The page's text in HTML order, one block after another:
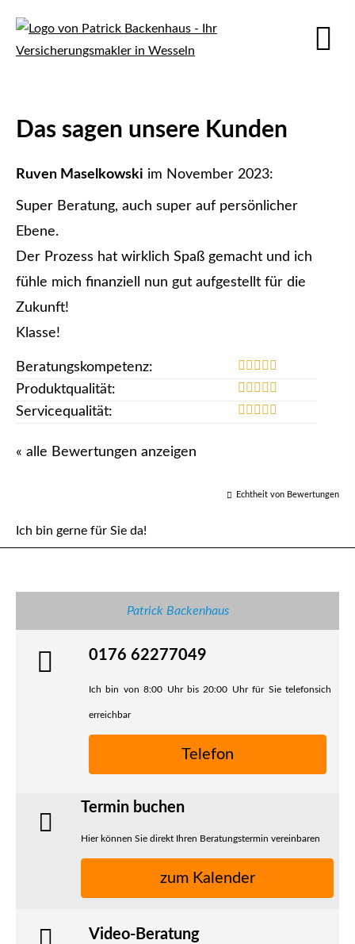
Das sagen unsere Kunden
Ruven Maselkowski im November 2023:
Super Beratung, auch super auf persönlicher
Ebene.
Der Prozess hat wirklich Spaß gemacht und ich
fühle mich finanziell nun gut aufgestellt für die
Zukunft!
Klasse!
Beratungskompetenz:
Produktqualität:
Servicequalität:
« alle Bewertungen anzeigen
Echtheit von Bewertungen
Ich bin gerne für Sie da!
Patrick Backenhaus
0176 62277049
Ich bin von 8:00 Uhr bis 20:00 Uhr für Sie telefonsich
erreichbar
Telefon
Termin buchen
Hier können Sie direkt Ihren Beratungstermin vereinbaren
zum Kalender
Video-Beratung